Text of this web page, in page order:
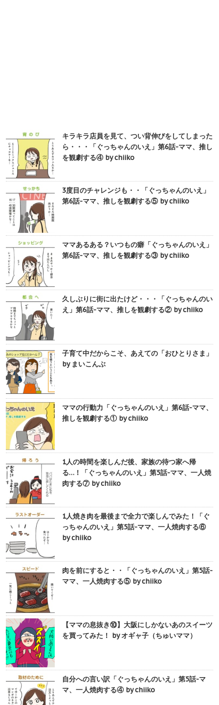
キラキラ店員を見て、つい背伸びをしてしまった
ら・・・「ぐっちゃんのいえ」第6話-ママ、推し
を観劇する④ by chiiko
3度目のチャレンジも・・「ぐっちゃんのいえ」
第6話-ママ、推しを観劇する⑤ by chiiko
ママあるある？いつもの癖「ぐっちゃんのいえ」
第6話-ママ、推しを観劇する③ by chiiko
久しぶりに街に出たけど・・・「ぐっちゃんのい
え」第6話-ママ、推しを観劇する② by chiiko
子育て中だからこそ、あえての「おひとりさま」
by まいこんぶ
ママの行動力「ぐっちゃんのいえ」第6話-ママ、
推しを観劇する① by chiiko
1人の時間を楽しんだ後、家族の待つ家へ帰
る…！「ぐっちゃんのいえ」第5話-ママ、一人焼
肉する⑦ by chiiko
1人焼き肉を最後まで全力で楽しんでみた！「ぐ
っちゃんのいえ」第5話-ママ、一人焼肉する⑥
by chiiko
肉を前にすると・・「ぐっちゃんのいえ」第5話-
ママ、一人焼肉する⑤ by chiiko
【ママの息抜き⑩】大阪にしかないあのスイーツ
を買ってみた！ by オギャ子（ちゅいママ）
自分への言い訳「ぐっちゃんのいえ」第5話-マ
マ、一人焼肉する④ by chiiko